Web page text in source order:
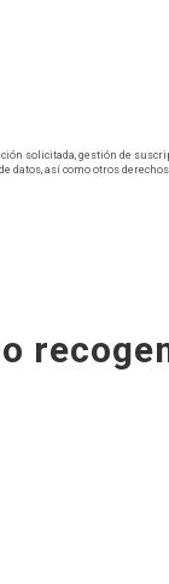
solicitada, gestión de
datos, así como otros